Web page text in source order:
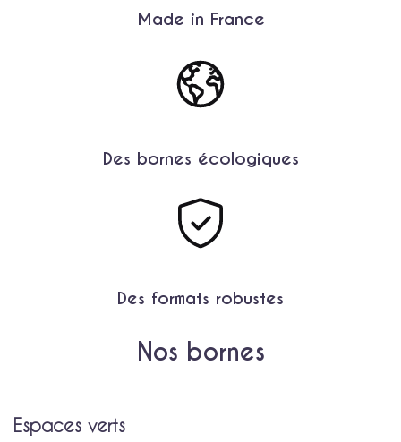
Made in France
Des bornes écologiques
Des formats robustes
Nos bornes
Espaces verts